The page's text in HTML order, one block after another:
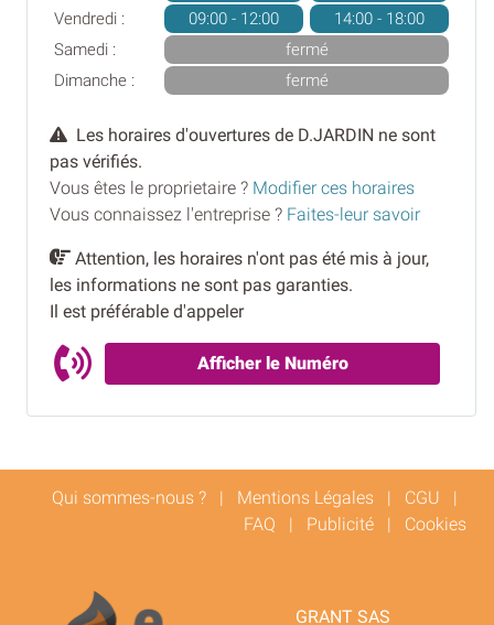
Vendredi :
09:00 - 12:00
14:00 - 18:00
Samedi :
fermé
Dimanche :
fermé
Les horaires d'ouvertures de D.JARDIN ne sont
pas vérifiés.
Vous êtes le proprietaire ? Modifier ces horaires
Vous connaissez l'entreprise ? Faites-leur savoir
Attention, les horaires n'ont pas été mis à jour,
les informations ne sont pas garanties.
Il est préférable d'appeler
Afficher le Numéro
Qui sommes-nous ? | Mentions Légales | CGU |
FAQ | Publicité | Cookies
GRANT SAS